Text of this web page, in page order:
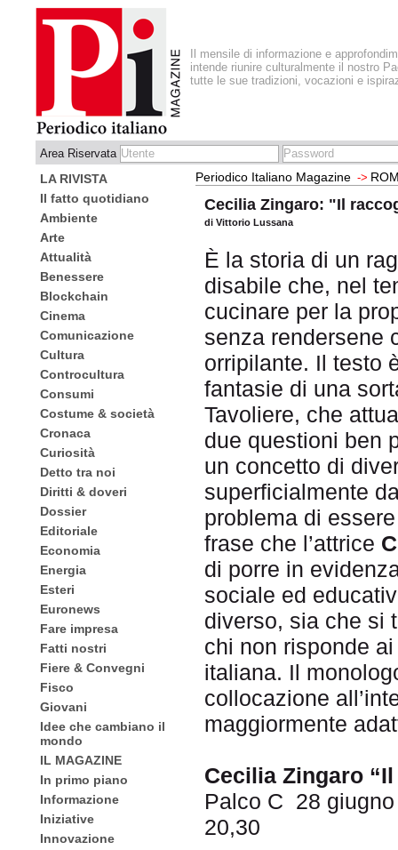
Il mensile di informazione e
intende riunire culturalmente il nostro
tutte le sue tradizioni, vocazioni e
Area Riservata
LA RIVISTA
Il fatto quotidiano
Ambiente
Arte
Attualità
Benessere
Blockchain
Cinema
Comunicazione
Cultura
Controcultura
Consumi
Costume & società
Cronaca
Curiosità
Detto tra noi
Diritti & doveri
Dossier
Editoriale
Economia
Energia
Esteri
Euronews
Fare impresa
Fatti nostri
Fiere & Convegni
Fisco
Giovani
Idee che cambiano il
mondo
IL MAGAZINE
In primo piano
Informazione
Iniziative
Innovazione
Periodico Italiano Magazine ->
Cecilia Zingaro: "Il
di Vittorio Lussana
È la storia di un
disabile che, nel
cucinare per la
senza rendersene
orripilante. Il testo
fantasie di una
Tavoliere, che
due questioni ben
un concetto di
superficialmente
problema di
frase che l’attrice
di porre in
sociale ed
diverso, sia che si
chi non risponde
italiana. Il
collocazione
maggiormente
Cecilia Zingaro
Palco C 28
20,30